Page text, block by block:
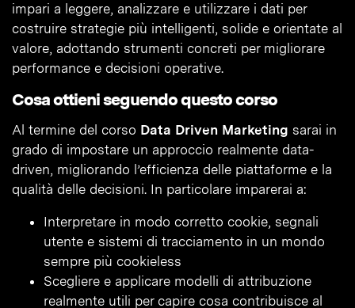
impari a leggere, analizzare e utilizzare i dati per
costruire strategie più intelligenti, solide e orientate al
valore, adottando strumenti concreti per migliorare
performance e decisioni operative.
Cosa ottieni seguendo questo corso
Al termine del corso Data Driven Marketing sarai in
grado di impostare un approccio realmente data-
driven, migliorando l’efficienza delle piattaforme e la
qualità delle decisioni. In particolare imparerai a:
Interpretare in modo corretto cookie, segnali
utente e sistemi di tracciamento in un mondo
sempre più cookieless
Scegliere e applicare modelli di attribuzione
realmente utili per capire cosa contribuisce al